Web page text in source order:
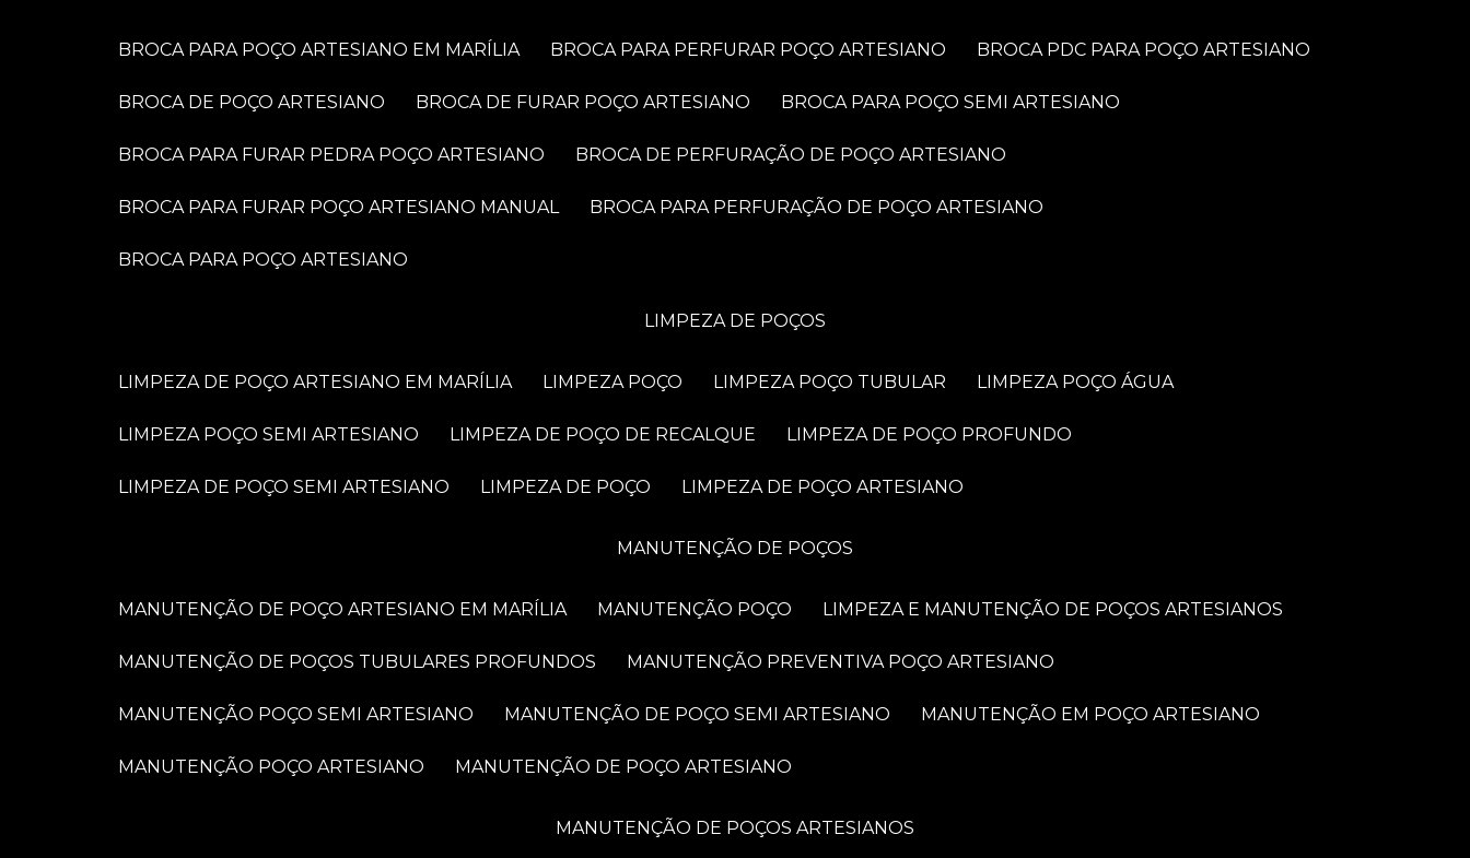
BROCA PARA POÇO ARTESIANO EM MARÍLIA BROCA PARA PERFURAR POÇO ARTESIANO BROCA PDC PARA POÇO ARTESIANO
BROCA DE POÇO ARTESIANO BROCA DE FURAR POÇO ARTESIANO BROCA PARA POÇO SEMI ARTESIANO
BROCA PARA FURAR PEDRA POÇO ARTESIANO BROCA DE PERFURAÇÃO DE POÇO ARTESIANO
BROCA PARA FURAR POÇO ARTESIANO MANUAL BROCA PARA PERFURAÇÃO DE POÇO ARTESIANO
BROCA PARA POÇO ARTESIANO
LIMPEZA DE POÇOS
LIMPEZA DE POÇO ARTESIANO EM MARÍLIA LIMPEZA POÇO LIMPEZA POÇO TUBULAR LIMPEZA POÇO ÁGUA
LIMPEZA POÇO SEMI ARTESIANO LIMPEZA DE POÇO DE RECALQUE LIMPEZA DE POÇO PROFUNDO
LIMPEZA DE POÇO SEMI ARTESIANO LIMPEZA DE POÇO LIMPEZA DE POÇO ARTESIANO
MANUTENÇÃO DE POÇOS
MANUTENÇÃO DE POÇO ARTESIANO EM MARÍLIA MANUTENÇÃO POÇO LIMPEZA E MANUTENÇÃO DE POÇOS ARTESIANOS
MANUTENÇÃO DE POÇOS TUBULARES PROFUNDOS MANUTENÇÃO PREVENTIVA POÇO ARTESIANO
MANUTENÇÃO POÇO SEMI ARTESIANO MANUTENÇÃO DE POÇO SEMI ARTESIANO MANUTENÇÃO EM POÇO ARTESIANO
MANUTENÇÃO POÇO ARTESIANO MANUTENÇÃO DE POÇO ARTESIANO
MANUTENÇÃO DE POÇOS ARTESIANOS